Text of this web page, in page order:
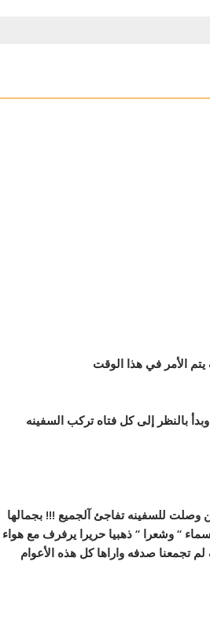
الأمر في هذا الوقت
بالنظر إلى كل فتاه تركب السفينه
وصلت للسفينه تفاجئ آلجميع !!! بجمالها
‘‘ وشعرا ‘‘ ذهبيا حريرا يرفرف مع هواء
تجمعنا صدفه واراها كل هذه الأعوام